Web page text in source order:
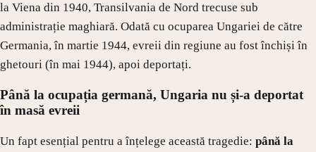
la Viena din 1940, Transilvania de Nord trecuse sub
administrație maghiară. Odată cu ocuparea Ungariei de către
Germania, în martie 1944, evreii din regiune au fost închiși în
ghetouri (în mai 1944), apoi deportați.
Până la ocupația germană, Ungaria nu și-a deportat
în masă evreii
Un fapt esențial pentru a înțelege această tragedie: până la